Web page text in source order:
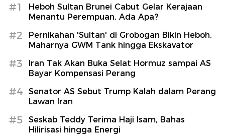
#1
Heboh Sultan Brunei Cabut Gelar Kerajaan
Menantu Perempuan, Ada Apa?
#2
Pernikahan 'Sultan' di Grobogan Bikin Heboh,
Maharnya GWM Tank hingga Ekskavator
#3
Iran Tak Akan Buka Selat Hormuz sampai AS
Bayar Kompensasi Perang
#4
Senator AS Sebut Trump Kalah dalam Perang
Lawan Iran
#5
Seskab Teddy Terima Haji Isam, Bahas
Hilirisasi hingga Energi